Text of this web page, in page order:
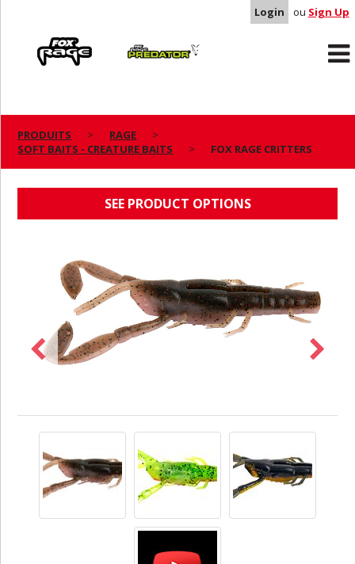
Login ou Sign Up
Predator
PRODUITS
RAGE
SOFT BAITS - CREATURE BAITS
FOX RAGE CRITTERS
SEE PRODUCT OPTIONS